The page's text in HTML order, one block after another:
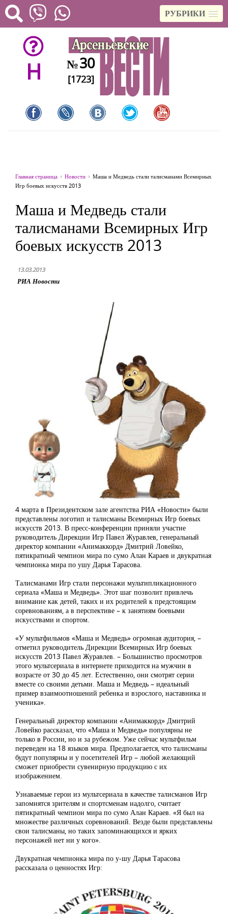
РУБРИКИ
H №30
[1723]
Главная страница Новости
Маша и Медведь стали талисманами Всемирных
Игр боевых искусств 2013
Маша и Медведь стали
талисманами Всемирных Игр
боевых искусств 2013
13.03.2013
РИА Новости
4 марта в Президентском зале агентства РИА «Новости» были
представлены логотип и талисманы Всемирных Игр боевых
искусств 2013. В пресс-конференции приняли участие
руководитель Дирекции Игр Павел Журавлев, генеральный
директор компании «Анимаккорд» Дмитрий Ловейко,
пятикратный чемпион мира по сумо Алан Караев и двукратная
чемпионка мира по ушу Дарья Тарасова.
Талисманами Игр стали персонажи мультипликационного
сериала «Маша и Медведь». Этот шаг позволит привлечь
внимание как детей, таких и их родителей к предстоящим
соревнованиям, а в перспективе – к занятиям боевыми
искусствами и спортом.
«У мультфильмов «Маша и Медведь» огромная аудитория, –
отметил руководитель Дирекции Всемирных Игр боевых
искусств 2013 Павел Журавлев. – Большинство просмотров
этого мультсериала в интернете приходится на мужчин в
возрасте от 30 до 45 лет. Естественно, они смотрят серии
вместе со своими детьми. Маша и Медведь – идеальный
пример взаимоотношений ребенка и взрослого, наставника и
ученика».
Генеральный директор компании «Анимаккорд» Дмитрий
Ловейко рассказал, что «Маша и Медведь» популярны не
только в России, но и за рубежом. Уже сейчас мультфильм
переведен на 18 языков мира. Предполагается, что талисманы
будут популярны и у посетителей Игр – любой желающий
сможет приобрести сувенирную продукцию с их
изображением.
Узнаваемые герои из мультсериала в качестве талисманов Игр
запомнятся зрителям и спортсменам надолго, считает
пятикратный чемпион мира по сумо Алан Караев. «Я был на
множестве различных соревнований. Везде были представлены
свои талисманы, но таких запоминающихся и ярких
персонажей нет ни у кого».
Двукратная чемпионка мира по у-шу Дарья Тарасова
рассказала о ценностях Игр: